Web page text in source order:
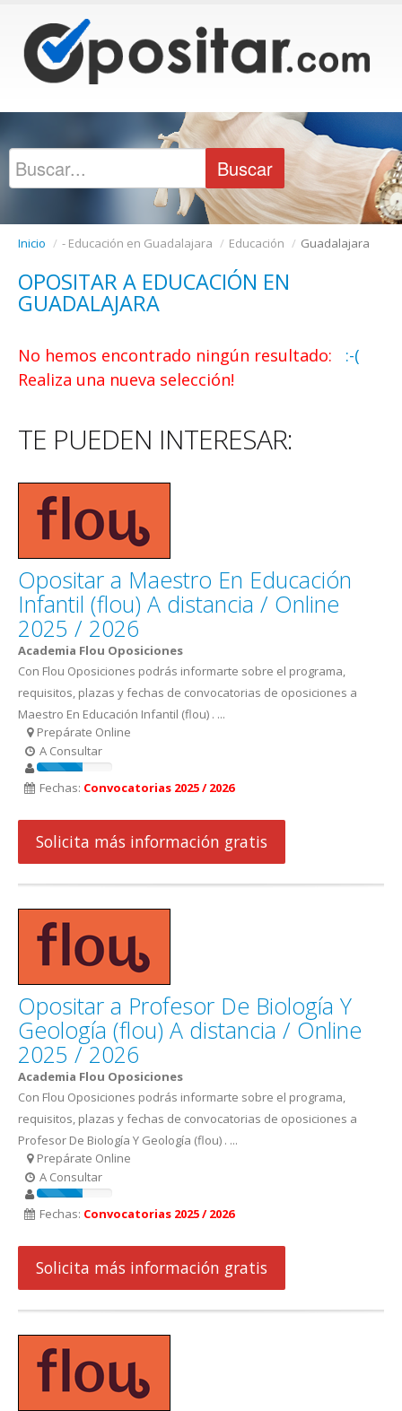
Inicio / - Educación en Guadalajara / Educación / Guadalajara
OPOSITAR A EDUCACIÓN EN
GUADALAJARA
No hemos encontrado ningún resultado: :-(
Realiza una nueva selección!
TE PUEDEN INTERESAR:
Opositar a Maestro En Educación
Infantil (flou) A distancia / Online
2025 / 2026
Academia Flou Oposiciones
Con Flou Oposiciones podrás informarte sobre el programa,
requisitos, plazas y fechas de convocatorias de oposiciones a
Maestro En Educación Infantil (flou) . ...
Prepárate Online
A Consultar
Fechas: Convocatorias 2025 / 2026
Solicita más información gratis
Opositar a Profesor De Biología Y
Geología (flou) A distancia / Online
2025 / 2026
Academia Flou Oposiciones
Con Flou Oposiciones podrás informarte sobre el programa,
requisitos, plazas y fechas de convocatorias de oposiciones a
Profesor De Biología Y Geología (flou) . ...
Prepárate Online
A Consultar
Fechas: Convocatorias 2025 / 2026
Solicita más información gratis